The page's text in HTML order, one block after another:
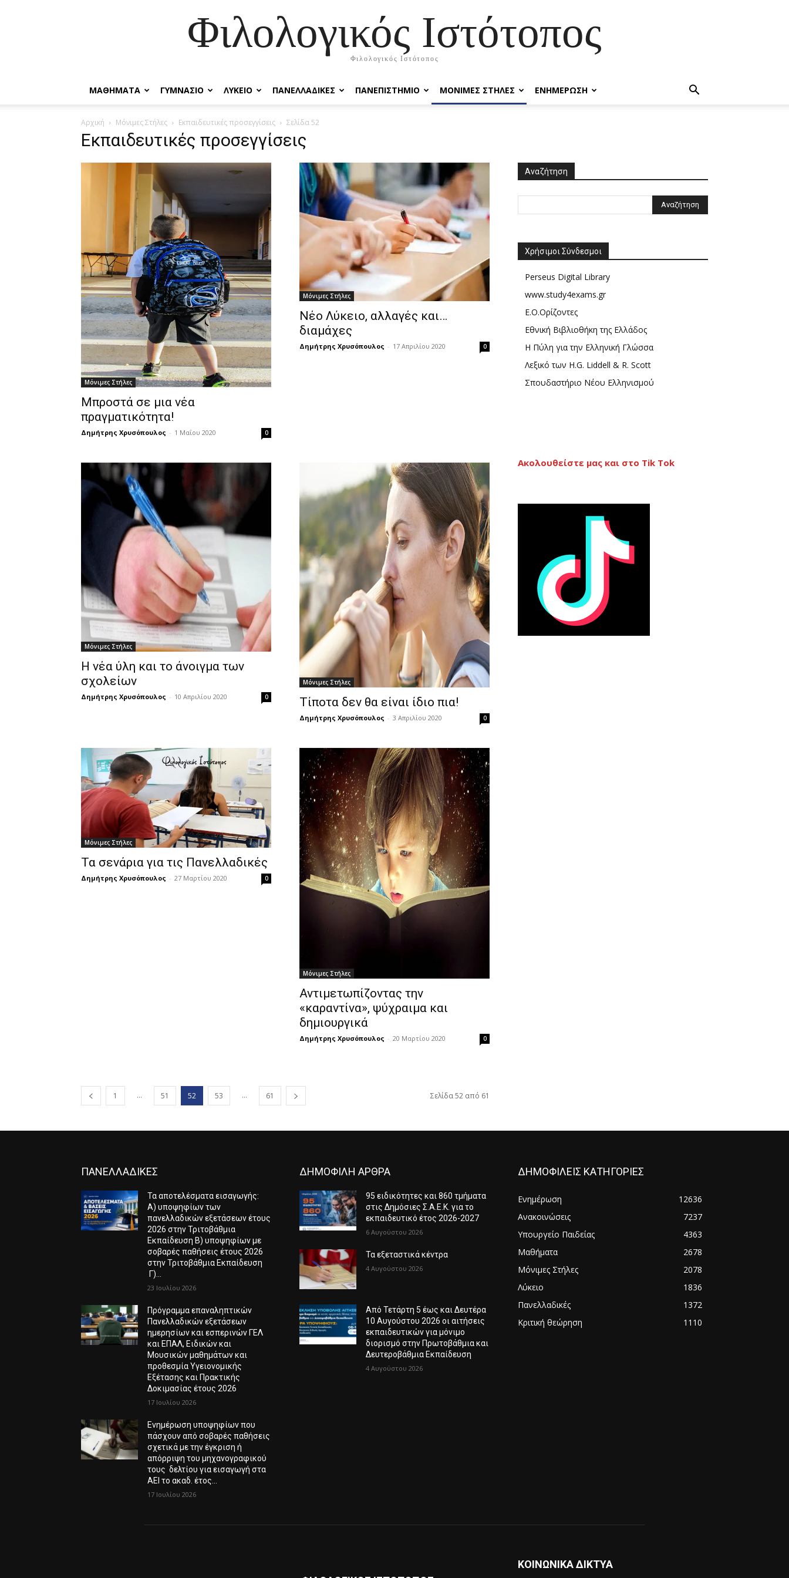
Φιλολογικός Ιστότοπος
Φιλολογικός Ιστότοπος
ΜΑΘΗΜΑΤΑ ΓΥΜΝΑΣΙΟ ΛΥΚΕΙΟ ΠΑΝΕΛΛΑΔΙΚΕΣ ΠΑΝΕΠΙΣΤΗΜΙΟ ΜΟΝΙΜΕΣ ΣΤΗΛΕΣ ΕΝΗΜΕΡΩΣΗ
Αρχική Μόνιμες Στήλες Εκπαιδευτικές προσεγγίσεις Σελίδα 52
Εκπαιδευτικές προσεγγίσεις
Μόνιμες Στήλες
Μπροστά σε μια νέα
πραγματικότητα!
Δημήτρης Χρυσόπουλος - 1 Μαΐου 2020 0
Μόνιμες Στήλες
Νέο Λύκειο, αλλαγές και…
διαμάχες
Δημήτρης Χρυσόπουλος - 17 Απριλίου 2020 0
Μόνιμες Στήλες
Η νέα ύλη και το άνοιγμα των
σχολείων
Δημήτρης Χρυσόπουλος - 10 Απριλίου 2020 0
Μόνιμες Στήλες
Τίποτα δεν θα είναι ίδιο πια!
Δημήτρης Χρυσόπουλος - 3 Απριλίου 2020 0
Μόνιμες Στήλες
Τα σενάρια για τις Πανελλαδικές
Δημήτρης Χρυσόπουλος - 27 Μαρτίου 2020 0
Μόνιμες Στήλες
Αντιμετωπίζοντας την
«καραντίνα», ψύχραιμα και
δημιουργικά
Δημήτρης Χρυσόπουλος - 20 Μαρτίου 2020 0
1 ... 51 52 53 ... 61 Σελίδα 52 από 61
Αναζήτηση
Χρήσιμοι Σύνδεσμοι
Perseus Digital Library
www.study4exams.gr
Ε.Ο.Ορίζοντες
Εθνική Βιβλιοθήκη της Ελλάδος
Η Πύλη για την Ελληνική Γλώσσα
Λεξικό των H.G. Liddell & R. Scott
Σπουδαστήριο Νέου Ελληνισμού
Ακολουθείστε μας και στο Tik Tok
ΠΑΝΕΛΛΑΔΙΚΕΣ
Τα αποτελέσματα εισαγωγής:
Α) υποψηφίων των
πανελλαδικών εξετάσεων έτους
2026 στην Τριτοβάθμια
Εκπαίδευση Β) υποψηφίων με
σοβαρές παθήσεις έτους 2026
στην Τριτοβάθμια Εκπαίδευση
Γ)...
23 Ιουλίου 2026
Πρόγραμμα επαναληπτικών
Πανελλαδικών εξετάσεων
ημερησίων και εσπερινών ΓΕΛ
και ΕΠΑΛ, Ειδικών και
Μουσικών μαθημάτων και
προθεσμία Υγειονομικής
Εξέτασης και Πρακτικής
Δοκιμασίας έτους 2026
17 Ιουλίου 2026
Ενημέρωση υποψηφίων που
πάσχουν από σοβαρές παθήσεις
σχετικά με την έγκριση ή
απόρριψη του μηχανογραφικού
τους δελτίου για εισαγωγή στα
ΑΕΙ το ακαδ. έτος...
17 Ιουλίου 2026
ΔΗΜΟΦΙΛΗ ΑΡΘΡΑ
95 ειδικότητες και 860 τμήματα
στις Δημόσιες Σ.Α.Ε.Κ. για το
εκπαιδευτικό έτος 2026-2027
6 Αυγούστου 2026
Τα εξεταστικά κέντρα
4 Αυγούστου 2026
Από Τετάρτη 5 έως και Δευτέρα
10 Αυγούστου 2026 οι αιτήσεις
εκπαιδευτικών για μόνιμο
διορισμό στην Πρωτοβάθμια και
Δευτεροβάθμια Εκπαίδευση
4 Αυγούστου 2026
ΔΗΜΟΦΙΛΕΙΣ ΚΑΤΗΓΟΡΙΕΣ
Ενημέρωση
12636
Ανακοινώσεις
7237
Υπουργείο Παιδείας
4363
Μαθήματα
2678
Μόνιμες Στήλες
2078
Λύκειο
1836
Πανελλαδικές
1372
Κριτική θεώρηση
1110
ΚΟΙΝΩΝΙΚΑ ΔΙΚΤΥΑ